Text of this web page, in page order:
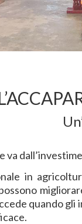
va
in
quando gli